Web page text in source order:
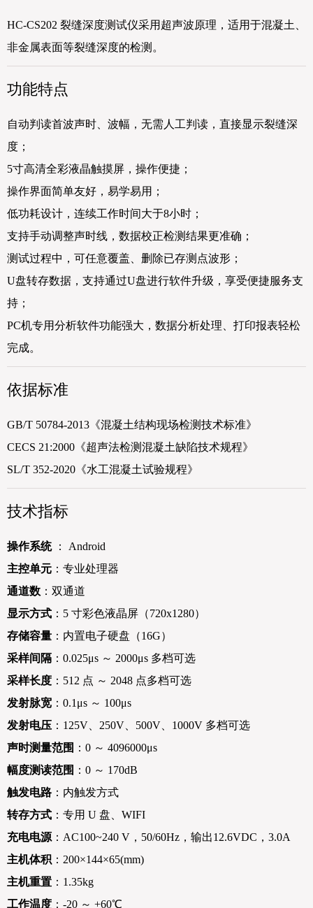
HC-CS202 裂缝深度测试仪采用超声波原理，适用于混凝土、
非金属表面等裂缝深度的检测。
功能特点
自动判读首波声时、波幅，无需人工判读，直接显示裂缝深
度；
5寸高清全彩液晶触摸屏，操作便捷；
操作界面简单友好，易学易用；
低功耗设计，连续工作时间大于8小时；
支持手动调整声时线，数据校正检测结果更准确；
测试过程中，可任意覆盖、删除已存测点波形；
U盘转存数据，支持通过U盘进行软件升级，享受便捷服务支
持；
PC机专用分析软件功能强大，数据分析处理、打印报表轻松
完成。
依据标准
GB/T 50784-2013《混凝土结构现场检测技术标准》
CECS 21:2000《超声法检测混凝土缺陷技术规程》
SL/T 352-2020《水工混凝土试验规程》
技术指标
操作系统 ： Android
主控单元 ：专业处理器
通道数 ：双通道
显示方式 ：5 寸彩色液晶屏（720x1280）
存储容量 ：内置电子硬盘（16G）
采样间隔 ：0.025μs ～ 2000μs 多档可选
采样长度 ：512 点 ～ 2048 点多档可选
发射脉宽 ：0.1μs ～ 100μs
发射电压 ：125V、250V、500V、1000V 多档可选
声时测量范围 ：0 ～ 4096000μs
幅度测读范围 ：0 ～ 170dB
触发电路 ：内触发方式
转存方式 ：专用 U 盘、WIFI
充电电源：AC100~240 V，50/60Hz，输出12.6VDC，3.0A
主机体积 ：200×144×65(mm)
主机重置 ：1.35kg
工作温度 ：-20 ～ +60℃